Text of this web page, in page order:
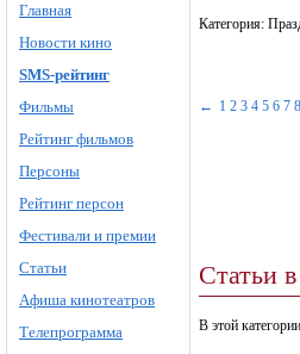
Главная
Новости кино
SMS-рейтинг
Фильмы
Рейтинг фильмов
Персоны
Рейтинг персон
Фестивали и премии
Статьи
Афиша кинотеатров
Телепрограмма
Категория:
← 1 2 3 4 5 6 7 8
Статьи
В этой